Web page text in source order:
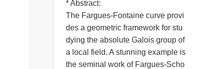
* Abstract:
The Fargues-Fontaine curve provi
des a geometric framework for stu
dying the absolute Galois group of
a local field. A stunning example is
the seminal work of Fargues-Scho